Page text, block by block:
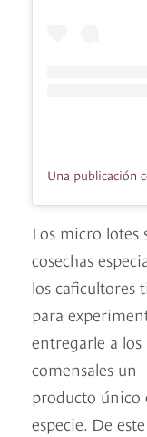
Los micro lotes
cosechas
los caficultores
para
entregarle a los
comensales un
producto único
especie. De